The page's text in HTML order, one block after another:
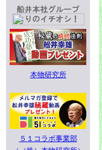
本物研究所
５１コラボ事業部